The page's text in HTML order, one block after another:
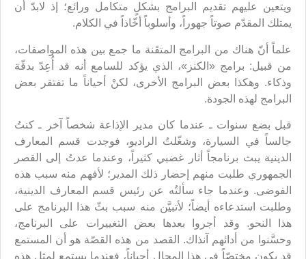
ويتعين عليهم تقديم البرامج بشكلٍ متكامل ورائع؛ إذ لابدّ أن
يمتلك المقدّم صوتاً جهوراً، وأسلوباً أخّاذاً في الكلام.
علماً أنّ هناك من البرامج المتقَنة ما جمع بين هذه المواصفات،
من قبيل: برامج «الكنز»، الذي يؤكد للسامع أنه قد أُعِدّ بدقّة
وذكاء. وهكذا بعض البرامج الأخرى، لكنْ أحياناً ما تفتقر بعض
البرامج لهذه الجودة.
قبل بضع سنوات ـ عندما كان مدير الإذاعة شخصاً آخر ـ كنتُ
جالساً في السيارة، وشغّلتُ الراديو، فوجدت قسم المعارف
الدينية يبث برنامجاً أثار غضبي كثيراً، وعندما عدتُ إلى القصر
الجمهوري طلبت منهم إحضار ذلك المدير؛ لأفهم منه سبب هذه
الفوضى. وعندما جاء سألتُه عن رئيس قسم المعارف الدينية،
وطلبت استدعاءه أيضاً؛ لأتبيَّن منه سبب بثّ هذا البرنامج على
هذا النحو. وقد أجروا بعدها بعض التغييرات على البرنامج،
وحسَّنوا من أدائهم آنذاك. القصد من هذه القصّة هو أن المستمع
قد يكون مختصّاً في هذا المجال أحياناً، فعندما يستمع لمثل هذه